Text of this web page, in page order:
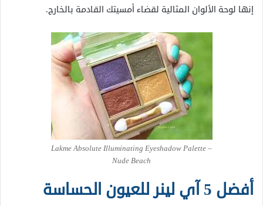
إنها لوحة الألوان المثالية لقضاء أمسيتك القادمة بالخارج.
Lakme Absolute Illuminating Eyeshadow Palette –
Nude Beach
أفضل 5 آي لينر للعيون الحساسة